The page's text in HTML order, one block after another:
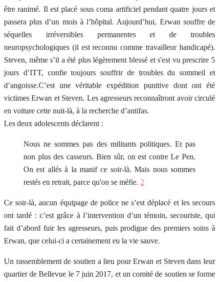
être ranimé. Il est placé sous coma artificiel pendant quatre jours et
passera plus d’un mois à l’hôpital. Aujourd’hui, Erwan souffre de
séquelles irréversibles permanentes et de troubles
neuropsychologiques (il est reconnu comme travailleur handicapé).
Steven, même s’il a été plus légèrement blessé et s'est vu prescrire 5
jours d’ITT, confie toujours souffrir de troubles du sommeil et
d’angoisse.C’est une véritable expédition punitive dont ont été
victimes Erwan et Steven. Les agresseurs reconnaîtront avoir circulé
en voiture cette nuit-là, à la recherche d’antifas.
Les deux adolescents déclarent :
Nous ne sommes pas des militants politiques. Et pas
non plus des casseurs. Bien sûr, on est contre Le Pen.
On est allés à la manif ce soir-là. Mais nous sommes
restés en retrait, parce qu'on se méfie. 2
Ce soir-là, aucun équipage de police ne s’est déplacé et les secours
ont tardé : c’est grâce à l’intervention d’un témoin, secouriste, qui
fait d’abord fuir les agresseurs, puis prodigue des premiers soins à
Erwan, que celui-ci a certainement eu la vie sauve.
Un rassemblement de soutien a lieu pour Erwan et Steven dans leur
quartier de Bellevue le 7 juin 2017, et un comité de soutien se forme